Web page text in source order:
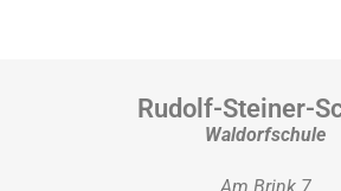
Rudolf-Steiner-
Waldorfschule